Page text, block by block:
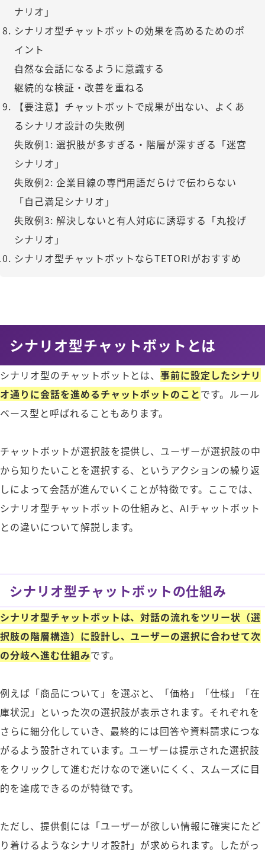
ナリオ」
シナリオ型チャットボットの効果を高めるためのポ
イント
自然な会話になるように意識する
継続的な検証・改善を重ねる
【要注意】チャットボットで成果が出ない、よくあ
るシナリオ設計の失敗例
失敗例1: 選択肢が多すぎる・階層が深すぎる「迷宮
シナリオ」
失敗例2: 企業目線の専門用語だらけで伝わらない
「自己満足シナリオ」
失敗例3: 解決しないと有人対応に誘導する「丸投げ
シナリオ」
シナリオ型チャットボットならTETORIがおすすめ
シナリオ型チャットボットとは
シナリオ型のチャットボットとは、事前に設定したシナリ
オ通りに会話を進めるチャットボットのことです。ルール
ベース型と呼ばれることもあります。
チャットボットが選択肢を提供し、ユーザーが選択肢の中
から知りたいことを選択する、というアクションの繰り返
しによって会話が進んでいくことが特徴です。ここでは、
シナリオ型チャットボットの仕組みと、AIチャットボット
との違いについて解説します。
シナリオ型チャットボットの仕組み
シナリオ型チャットボットは、対話の流れをツリー状（選
択肢の階層構造）に設計し、ユーザーの選択に合わせて次
の分岐へ進む仕組みです。
例えば「商品について」を選ぶと、「価格」「仕様」「在
庫状況」といった次の選択肢が表示されます。それぞれを
さらに細分化していき、最終的には回答や資料請求につな
がるよう設計されています。ユーザーは提示された選択肢
をクリックして進むだけなので迷いにくく、スムーズに目
的を達成できるのが特徴です。
ただし、提供側には「ユーザーが欲しい情報に確実にたど
り着けるようなシナリオ設計」が求められます。したがっ